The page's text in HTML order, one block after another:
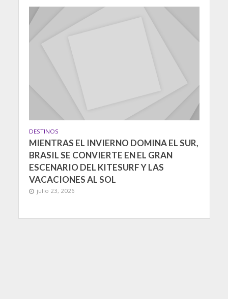
DESTINOS
MIENTRAS EL INVIERNO DOMINA EL SUR,
BRASIL SE CONVIERTE EN EL GRAN
ESCENARIO DEL KITESURF Y LAS
VACACIONES AL SOL
julio 23, 2026